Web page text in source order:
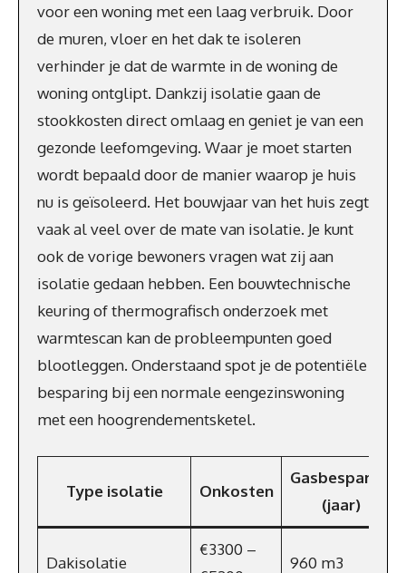
voor een woning met een laag verbruik. Door
de muren, vloer en het dak te isoleren
verhinder je dat de warmte in de woning de
woning ontglipt. Dankzij isolatie gaan de
stookkosten direct omlaag en geniet je van een
gezonde leefomgeving. Waar je moet starten
wordt bepaald door de manier waarop je huis
nu is geïsoleerd. Het bouwjaar van het huis zegt
vaak al veel over de mate van isolatie. Je kunt
ook de vorige bewoners vragen wat zij aan
isolatie gedaan hebben. Een bouwtechnische
keuring of thermografisch onderzoek met
warmtescan kan de probleempunten goed
blootleggen. Onderstaand spot je de potentiële
besparing bij een normale eengezinswoning
met een hoogrendementsketel.
Type isolatie Onkosten
Gasbesparing
(jaar)
Dakisolatie
€3300 –
960 m3